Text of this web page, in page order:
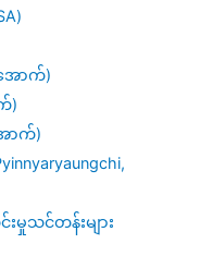
ောက်)
)
ာက်)
မှုသင်တန်းများ